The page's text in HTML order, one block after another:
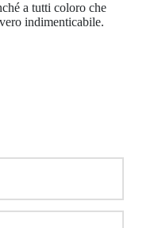
a tutti coloro che
indimenticabile.